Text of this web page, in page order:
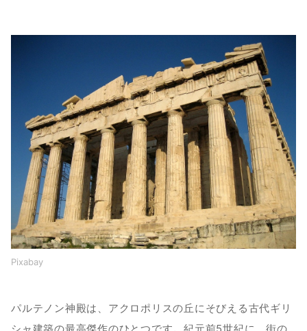
Pixabay
パルテノン神殿は、アクロポリスの丘にそびえる古代ギリ